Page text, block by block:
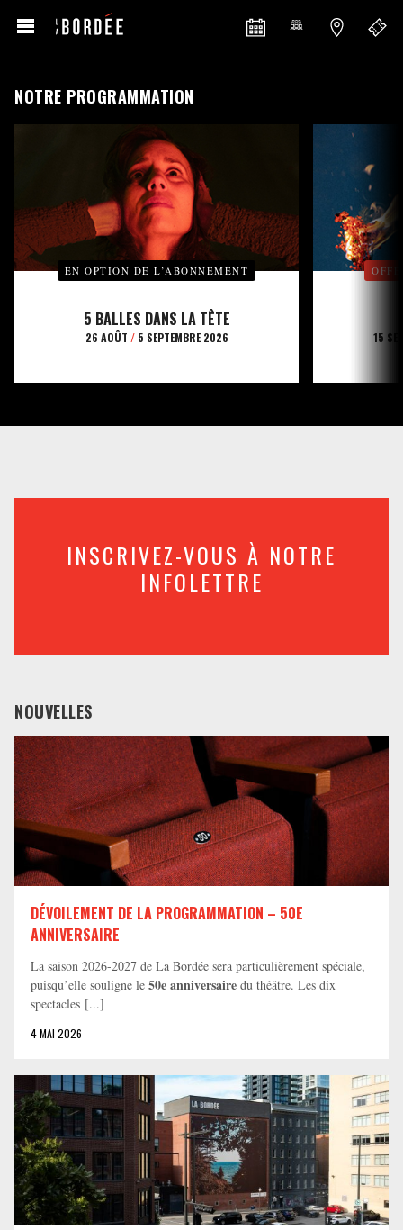
NOTRE PROGRAMMATION
EN OPTION DE L’ABONNEMENT
5 BALLES DANS LA TÊTE
26 AOÛT /5 SEPTEMBRE 2026 15
INSCRIVEZ-VOUS À NOTRE
INFOLETTRE
NOUVELLES
DÉVOILEMENT DE LA PROGRAMMATION – 50E
ANNIVERSAIRE
La saison 2026-2027 de La Bordée sera particulièrement spéciale,
puisqu’elle souligne le 50e anniversaire du théâtre. Les dix
spectacles [...]
4 MAI 2026